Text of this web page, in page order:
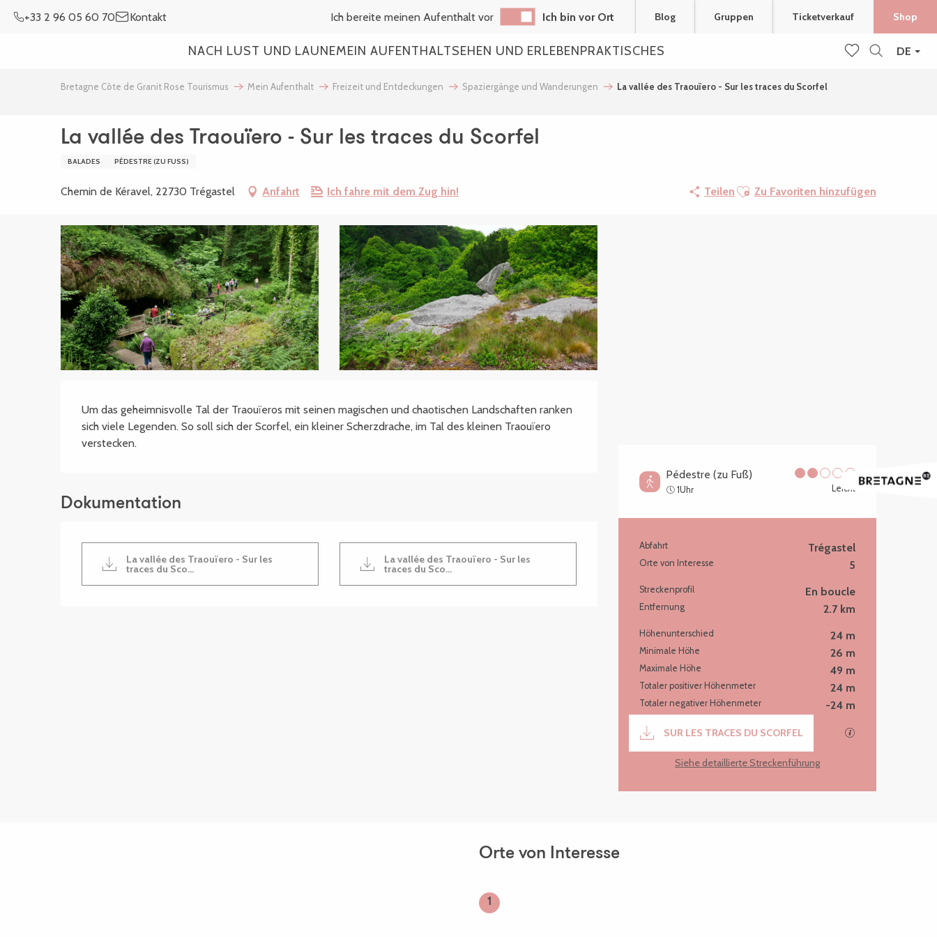
DE
+33 2 96 05 60 70 Kontakt Ich bereite meinen Aufenthalt vor Ich bin vor Ort Blog Gruppen Ticketverkauf Shop
NACH LUST UND LAUNEMEIN AUFENTHALTSEHEN UND ERLEBENPRAKTISCHES
Bretagne Côte de Granit Rose Tourismus Mein Aufenthalt Freizeit und Entdeckungen Spaziergänge und Wanderungen La vallée des Traouïero - Sur les traces du Scorfel
La vallée des Traouïero - Sur les traces du Scorfel
BALADES PÉDESTRE (ZU FUSS)
Chemin de Kéravel, 22730 Trégastel Anfahrt Ich fahre mit dem Zug hin! Teilen Ajouter aux favoris
Zu Favoriten hinzufügen
Pédestre (zu Fuß)
1Uhr Leicht
Praktische
Abfahrt Trégastel
Orte von Interesse 5
Streckenprofil En boucle
Entfernung 2.7 km
Höhenunterschied 24 m
Minimale Höhe 26 m
Maximale Höhe 49 m
Totaler positiver Höhenmeter 24 m
Totaler negativer Höhenmeter -24 m
Dokumentation
SUR LES TRACES DU SCORFEL Mit GPX / KML-
Siehe detaillierte Streckenführung
Beschreibung
Um das geheimnisvolle Tal der Traouïeros mit seinen magischen und chaotischen Landschaften ranken
sich viele Legenden. So soll sich der Scorfel, ein kleiner Scherzdrache, im Tal des kleinen Traouïero
verstecken.
Dokumentation
La vallée des Traouïero - Sur les
traces du Sco...
La vallée des Traouïero - Sur les
traces du Sco...
Orte von Interesse
1